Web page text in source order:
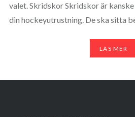
valet. Skridskor Skridskor är
din hockeyutrustning. De ska sitta
LÄS MER